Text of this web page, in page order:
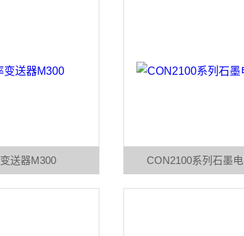
送器M300 CON2100系列石墨